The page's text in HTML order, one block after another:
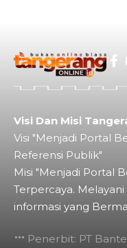
Visi Dan Misi
Visi "Menjadi Portal
Referensi Publik"
Misi "Menjadi Portal
Terpercaya.
informasi yang
Penerbit: PT